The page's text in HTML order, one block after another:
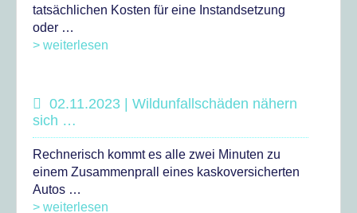
tatsächlichen Kosten für eine Instandsetzung
oder …
> weiterlesen
02.11.2023 | Wildunfallschäden nähern
sich …
Rechnerisch kommt es alle zwei Minuten zu
einem Zusammenprall eines kaskoversicherten
Autos …
> weiterlesen